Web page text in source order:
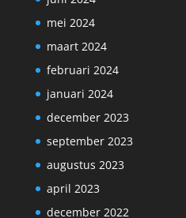
mei 2024
maart 2024
februari 2024
januari 2024
december 2023
september 2023
augustus 2023
april 2023
december 2022